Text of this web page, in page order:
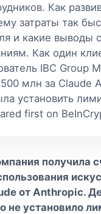
Как
затраты так
и какие выводы
Как один
IBC Group
млн за Claude
установить
first on
получила
от Anthropic.
не установило